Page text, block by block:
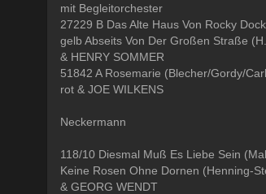
mit Begleitorchester
27229 B Das Alte Haus Von Rocky
gelb Abseits Von Der Großen Straße
& HENRY SOMMER
51842 A Rosemarie (Blecher/Gordy/
rot & JOE WILKENS
Neckermann
118/10 Diesmal Muß Es Liebe Sein
Keine Rosen Ohne Dornen (Henning-
& GEORG WENDT